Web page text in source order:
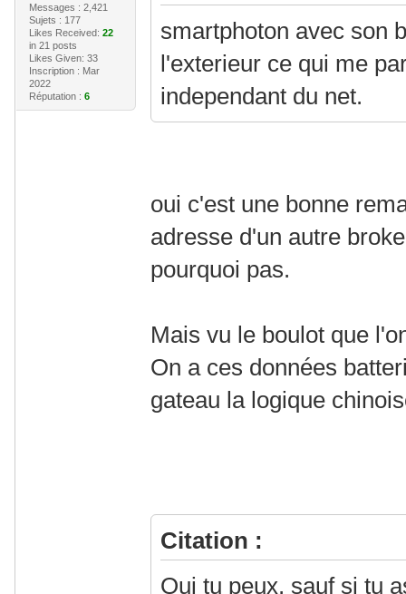
Messages : 2,421
Sujets : 177
Likes Received: 22
in 21 posts
Likes Given: 33
Inscription : Mar
2022
Réputation : 6
smartphoton avec son
l'exterieur ce qui me
independant du net.
oui c'est une bonne
adresse d'un autre
pourquoi pas.
Mais vu le boulot que
On a ces données
gateau la logique
Citation :
Oui tu peux, sauf si tu